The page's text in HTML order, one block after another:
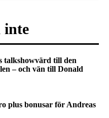
inte
talkshowvärd till den
– och vän till Donald
plus bonusar för Andreas